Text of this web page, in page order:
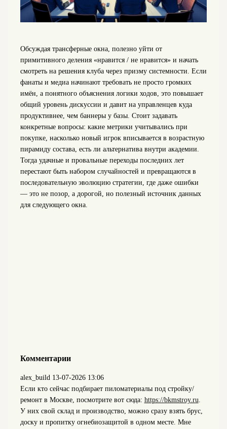
Обсуждая трансферные окна, полезно уйти от
примитивного деления «нравится / не нравится» и начать
смотреть на решения клуба через призму системности. Если
фанаты и медиа начинают требовать не просто громких
имён, а понятного объяснения логики ходов, это повышает
общий уровень дискуссии и давит на управленцев куда
продуктивнее, чем баннеры у базы. Стоит задавать
конкретные вопросы: какие метрики учитывались при
покупке, насколько новый игрок вписывается в возрастную
пирамиду состава, есть ли альтернатива внутри академии.
Тогда удачные и провальные переходы последних лет
перестают быть набором случайностей и превращаются в
последовательную эволюцию стратегии, где даже ошибки
— это не позор, а дорогой, но полезный источник данных
для следующего окна.
Комментарии
alex_build 13-07-2026 13:06
Если кто сейчас подбирает пиломатериалы под стройку/
ремонт в Москве, посмотрите вот сюда: https://bkmstroy.ru.
У них свой склад и производство, можно сразу взять брус,
доску и пропитку огнебиозащитой в одном месте. Мне